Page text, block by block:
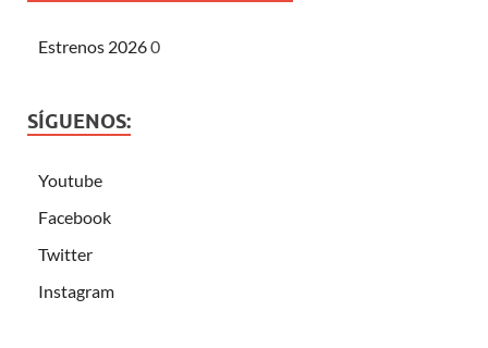
Estrenos 20260
SÍGUENOS:
Youtube
Facebook
Twitter
Instagram